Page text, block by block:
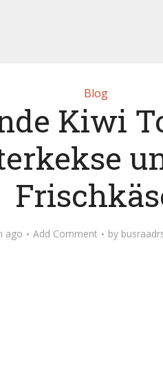
Blog
Kiwi
ago Add Comment by